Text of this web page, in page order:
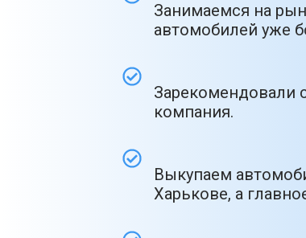
Занимаемся на
автомобилей уже
Зарекомендовали
компания.
Выкупаем
Харькове, а